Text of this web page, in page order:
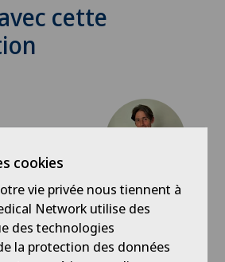
cette
Burn
la cheville,
cookies
vie privée nous tiennent à
Network utilise des
des technologies
la protection des données